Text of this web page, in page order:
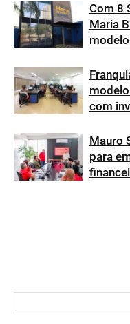
Com 8
Maria
com
Mauro
para